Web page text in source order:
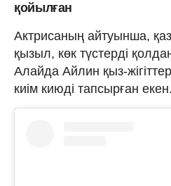
қойылған
Актрисаның айтуынша,
қызыл, көк түстерді
Алайда Айлин қыз-
киім киюді тапсырған екен.